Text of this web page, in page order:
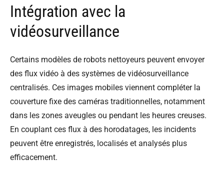
Intégration avec la
vidéosurveillance
Certains modèles de robots nettoyeurs peuvent envoyer
des flux vidéo à des systèmes de vidéosurveillance
centralisés. Ces images mobiles viennent compléter la
couverture fixe des caméras traditionnelles, notamment
dans les zones aveugles ou pendant les heures creuses.
En couplant ces flux à des horodatages, les incidents
peuvent être enregistrés, localisés et analysés plus
efficacement.